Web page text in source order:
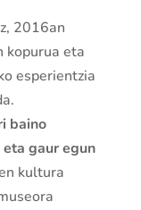
2016an
kopurua eta
esperientzia
baino
gaur egun
kultura